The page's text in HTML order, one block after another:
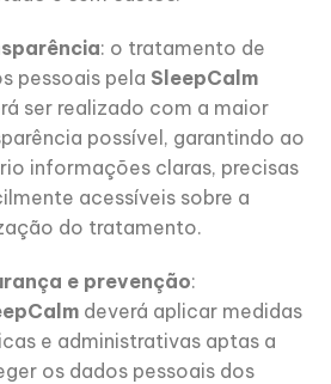
: o tratamento de
pessoais pela SleepCalm
ser realizado com a maior
possível, garantindo ao
informações claras, precisas
acessíveis sobre a
do tratamento.
e prevenção:
deverá aplicar medidas
e administrativas aptas a
os dados pessoais dos